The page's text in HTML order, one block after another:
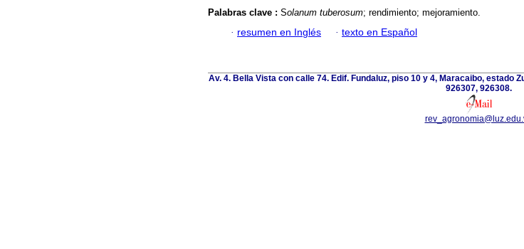
Palabras clave : Solanum tuberosum; rendimiento; mejoramiento.
· resumen en Inglés · texto en Español
Av. 4. Bella Vista con calle 74. Edif. Fundaluz, piso 10 y 4, Maracaibo, estado
926307, 926308.